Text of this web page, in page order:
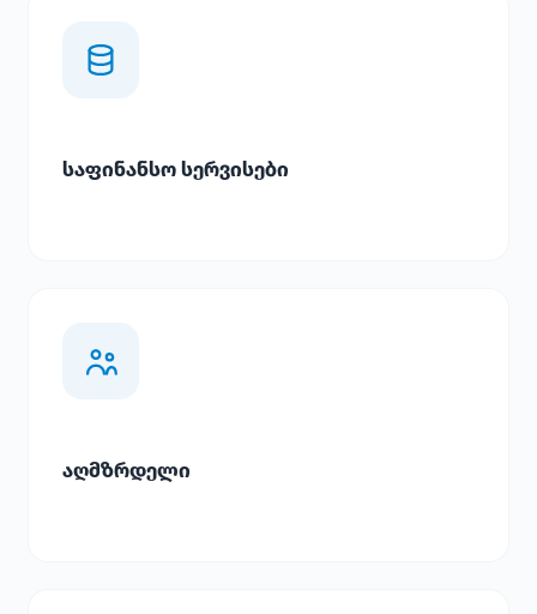
საფინანსო სერვისები
აღმზრდელი